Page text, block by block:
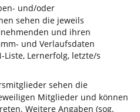
und/oder
sehen die jeweils
und ihren
und Verlaufsdaten
Liste, Lernerfolg, letzte/s
sehen die
Mitglieder und können
Weitere Angaben (sog.